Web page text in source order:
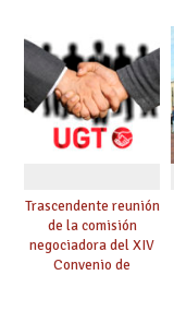
Trascendente reunión
de la comisión
negociadora del XIV
Convenio de